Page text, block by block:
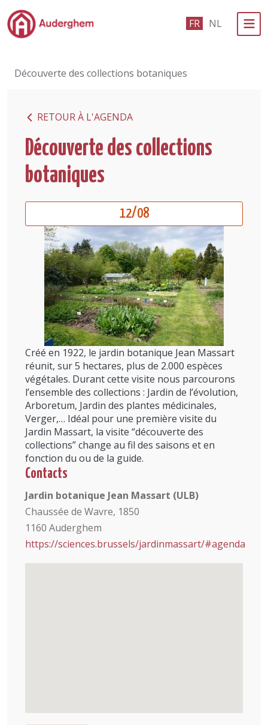
Passer au contenu principal FR NL
eGuichet
Vivre à Auderghem
En 1 clic
Découverte des collections botaniques
RETOUR À L'AGENDA
12/08
Découverte des collections
botaniques
Créé en 1922, le jardin botanique Jean Massart
réunit, sur 5 hectares, plus de 2.000 espèces
végétales. Durant cette visite nous parcourons
l’ensemble des collections : Jardin de l’évolution,
Arboretum, Jardin des plantes médicinales,
Verger,… Idéal pour une première visite du
Jardin Massart, la visite “découverte des
collections” change au fil des saisons et en
fonction du ou de la guide.
Contacts
Jardin botanique Jean Massart (ULB)
Chaussée de Wavre, 1850
1160 Auderghem
https://sciences.brussels/jardinmassart/#agenda